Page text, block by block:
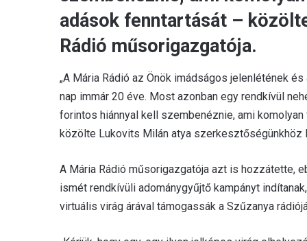
adások fenntartását –
Rádió műsorigazgatója.
„A Mária Rádió az Önök imádságos jelenlétének
nap immár 20 éve. Most azonban egy rendkívül
forintos hiánnyal kell szembenéznie, ami
közölte Lukovits Milán atya szerkesztőségünkhöz
A Mária Rádió műsorigazgatója azt is hozzátette,
ismét rendkívüli adománygyűjtő kampányt
virtuális virág árával támogassák a Szűzanya